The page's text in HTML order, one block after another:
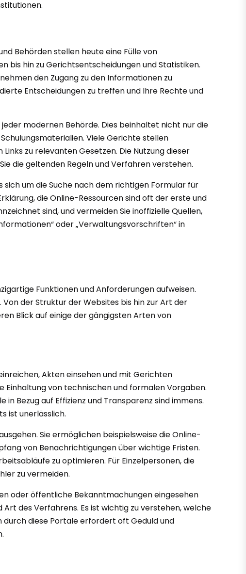
Behörden stellen heute eine Fülle von
bis hin zu Gerichtsentscheidungen und Statistiken.
den Zugang zu den Informationen zu
Entscheidungen zu treffen und Ihre Rechte und
modernen Behörde. Dies beinhaltet nicht nur die
Viele Gerichte stellen
zu relevanten Gesetzen. Die Nutzung dieser
die geltenden Regeln und Verfahren verstehen.
um die Suche nach dem richtigen Formular für
die Online-Ressourcen sind oft der erste und
sind, und vermeiden Sie inoffizielle Quellen,
oder „Verwaltungsvorschriften“ in
Funktionen und Anforderungen aufweisen.
der Struktur der Websites bis hin zur Art der
Blick auf einige der gängigsten Arten von
Akten einsehen und mit Gerichten
von technischen und formalen Vorgaben.
Bezug auf Effizienz und Transparenz sind immens.
ist unerlässlich.
Sie ermöglichen beispielsweise die Online-
von Benachrichtigungen über wichtige Fristen.
zu optimieren. Für Einzelpersonen, die
zu vermeiden.
oder öffentliche Bekanntmachungen eingesehen
des Verfahrens. Es ist wichtig zu verstehen, welche
diese Portale erfordert oft Geduld und